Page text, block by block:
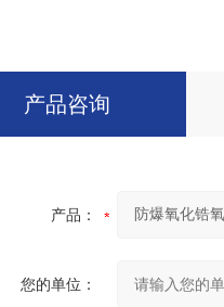
产品咨询
产品：
您的单位：